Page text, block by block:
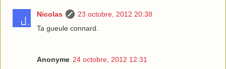
Nicolas
23 octobre, 2012 20:38
Ta gueule connard.
Anonyme 24 octobre, 2012 12:31